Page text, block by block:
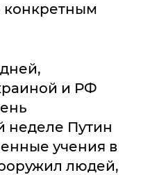
конкретным
и РФ
неделе Путин
учения в
людей,